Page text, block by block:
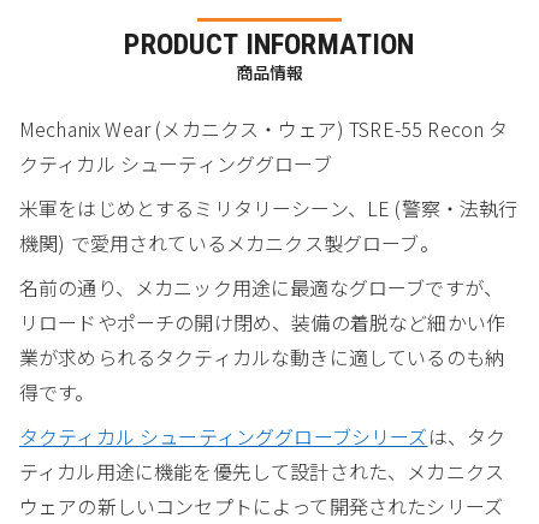
PRODUCT INFORMATION
商品情報
Mechanix Wear (メカニクス・ウェア) TSRE-55 Recon タ
クティカル シューティンググローブ
米軍をはじめとするミリタリーシーン、LE (警察・法執行
機関) で愛用されているメカニクス製グローブ。
名前の通り、メカニック用途に最適なグローブですが、
リロードやポーチの開け閉め、装備の着脱など細かい作
業が求められるタクティカルな動きに適しているのも納
得です。
タクティカル シューティンググローブシリーズは、タク
ティカル用途に機能を優先して設計された、メカニクス
ウェアの新しいコンセプトによって開発されたシリーズ